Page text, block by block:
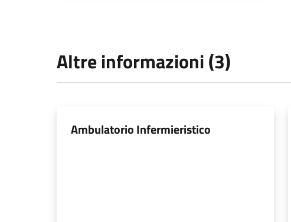
Altre informazioni (3)
Ambulatorio Infermieristico